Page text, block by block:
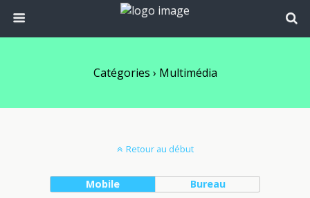
Catégories › Multimédia
Retour au début
Mobile Bureau